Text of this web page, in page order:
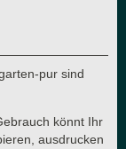
pur sind
könnt Ihr
ausdrucken